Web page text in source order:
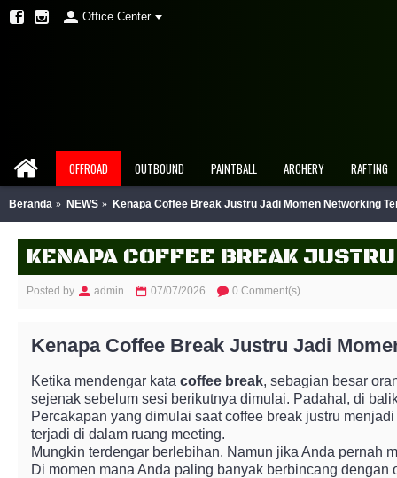
Office Center
OFFROAD OUTBOUND PAINTBALL ARCHERY RAFTING
Beranda NEWS Kenapa Coffee Break Justru Jadi Momen Networking
Posted by admin 07/07/2026 0 Comment(s)
Kenapa Coffee Break Justru Jadi
Ketika mendengar kata coffee break, sebagian besar
sejenak sebelum sesi berikutnya dimulai. Padahal, di
Percakapan yang dimulai saat coffee break justru
terjadi di dalam ruang meeting.
Mungkin terdengar berlebihan. Namun jika Anda pernah
Di momen mana Anda paling banyak berbincang